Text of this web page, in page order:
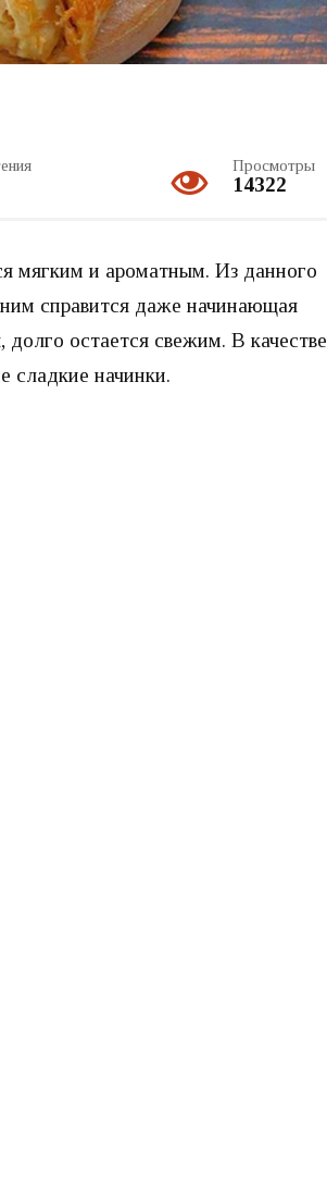
Просмотры
14322
мягким и ароматным. Из данного
справится даже начинающая
остается свежим. В качестве
сладкие начинки.